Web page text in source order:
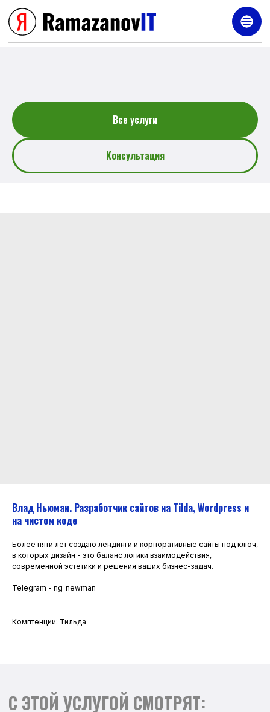
Услуги
Все услуги
Консультация
Влад Ньюман. Разработчик сайтов на Tilda, Wordpress и
на чистом коде
Более пяти лет создаю лендинги и корпоративные сайты под ключ,
в которых дизайн - это баланс логики взаимодействия,
современной эстетики и решения ваших бизнес-задач.
Telegram - ng_newman
Комптенции: Тильда
С ЭТОЙ УСЛУГОЙ СМОТРЯТ:
ПОЛУЧИТЕ ПОТОК КЛИЕНТОВ
ЗАПУСКА РЕКЛАМЫ
платите, и получаете медиаплан с
прогнозом лидов.